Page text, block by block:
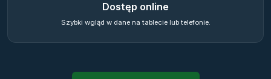
Dostęp online
Szybki wgląd w dane na tablecie lub telefonie.